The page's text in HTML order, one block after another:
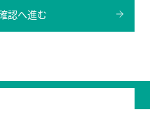
認へ進む